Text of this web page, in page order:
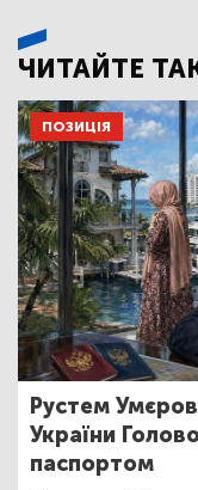
ЧИТАЙТЕ
ПОЗИЦІЯ
Рустем
України
паспортом